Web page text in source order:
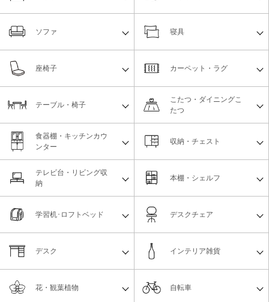
ソファ 寝具
座椅子 カーペット・ラグ
テーブル・椅子
こたつ・ダイニングこ
たつ
食器棚・キッチンカウ
ンター
収納・チェスト
テレビ台・リビング収
納
本棚・シェルフ
学習机･ロフトベッド デスクチェア
デスク インテリア雑貨
花・観葉植物 自転車